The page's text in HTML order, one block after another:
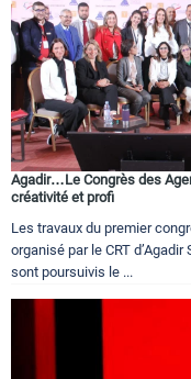
Contact
Agadir…Le Congrès des
créativité et profi
Les travaux du premier
organisé par le CRT
sont poursuivis le ...